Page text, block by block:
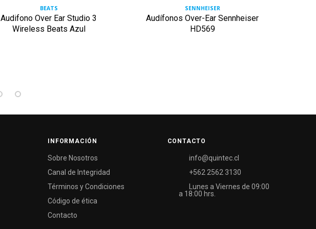
BEATS
Audifono Over Ear Studio 3
Wireless Beats Azul
SENNHEISER
Audífonos Over-Ear Sennheiser
HD569
INFORMACIÓN
Sobre Nosotros
Canal de Integridad
Términos y Condiciones
Código de ética
Contacto
CONTACTO
info@quintec.cl
+562 2562 3130
Lunes a Viernes de 09:00
a 18:00 hrs.